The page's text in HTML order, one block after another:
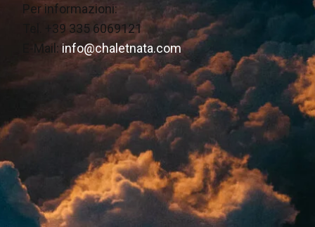
Per informazioni:
Tel. +39 335 6069121
E-Mail: info@chaletnata.com